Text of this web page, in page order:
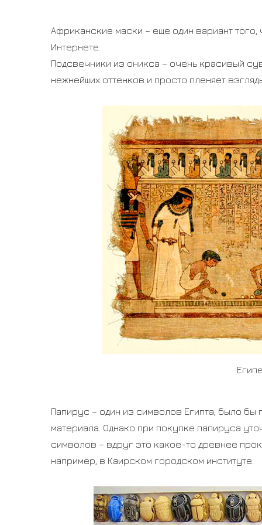
Африканские маски – еще один вариант
Интернете.
Подсвечники из оникса – очень красивый
нежнейших оттенков и просто пленяет
Папирус – один из символов Египта, было
материала. Однако при покупке папируса
символов – вдруг это какое-то древнее
например, в Каирском городском институте.